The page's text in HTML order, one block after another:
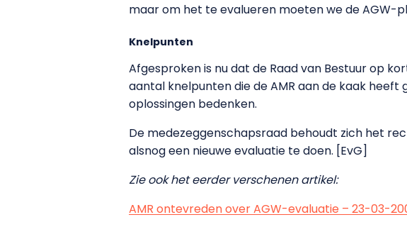
maar om het te evalueren moeten we de AGW-
Knelpunten
Afgesproken is nu dat de Raad van Bestuur op
aantal knelpunten die de AMR aan de kaak
oplossingen bedenken.
De medezeggenschapsraad behoudt zich het
alsnog een nieuwe evaluatie te doen. [EvG]
Zie ook het eerder verschenen artikel:
AMR ontevreden over AGW-evaluatie – 23-03-